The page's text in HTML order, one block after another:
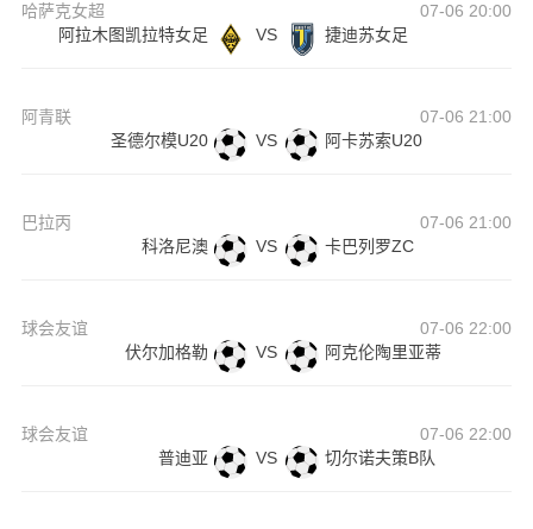
哈萨克女超
07-06 20:00
阿拉木图凯拉特女足
VS 捷迪苏女足
阿青联
07-06 21:00
圣德尔模U20
VS 阿卡苏索U20
巴拉丙
07-06 21:00
科洛尼澳
VS 卡巴列罗ZC
球会友谊
07-06 22:00
伏尔加格勒
VS 阿克伦陶里亚蒂
球会友谊
07-06 22:00
普迪亚
VS 切尔诺夫策B队